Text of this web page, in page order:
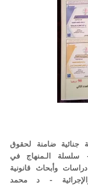
جنائية ضامنة لحقوق
- سلسلة الـمنهاج في
وأبحاث قانونية
- د محمد